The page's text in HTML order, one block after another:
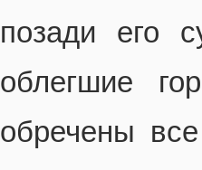
позади его
облегшие
обречены